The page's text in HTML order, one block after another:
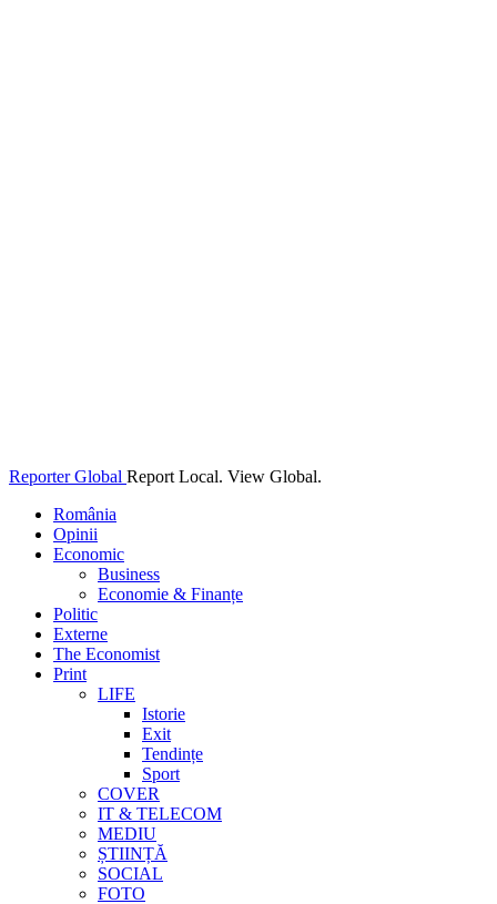
Reporter Global Report Local. View Global.
România
Opinii
Economic
Business
Economie & Finanțe
Politic
Externe
The Economist
Print
LIFE
Istorie
Exit
Tendințe
Sport
COVER
IT & TELECOM
MEDIU
ȘTIINȚĂ
SOCIAL
FOTO